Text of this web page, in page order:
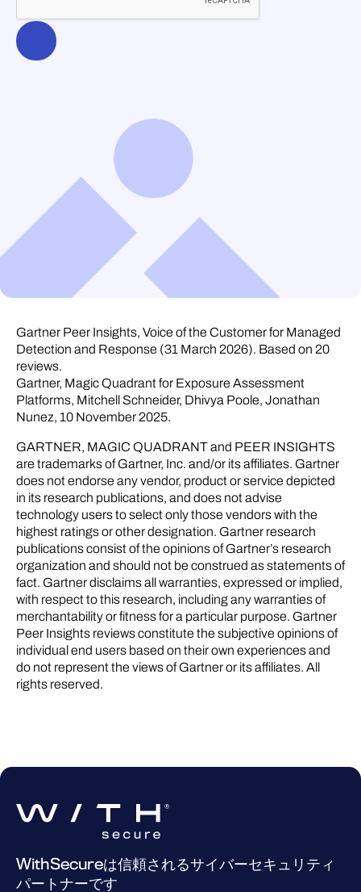
Gartner Peer Insights, Voice of the Customer for Managed
Detection and Response (31 March 2026). Based on 20
reviews.
Gartner, Magic Quadrant for Exposure Assessment
Platforms, Mitchell Schneider, Dhivya Poole, Jonathan
Nunez, 10 November 2025.
GARTNER, MAGIC QUADRANT and PEER INSIGHTS
are trademarks of Gartner, Inc. and/or its affiliates. Gartner
does not endorse any vendor, product or service depicted
in its research publications, and does not advise
technology users to select only those vendors with the
highest ratings or other designation. Gartner research
publications consist of the opinions of Gartner’s research
organization and should not be construed as statements of
fact. Gartner disclaims all warranties, expressed or implied,
with respect to this research, including any warranties of
merchantability or fitness for a particular purpose. Gartner
Peer Insights reviews constitute the subjective opinions of
individual end users based on their own experiences and
do not represent the views of Gartner or its affiliates. All
rights reserved.
WithSecureは信頼されるサイバーセキュリティ
パートナーです